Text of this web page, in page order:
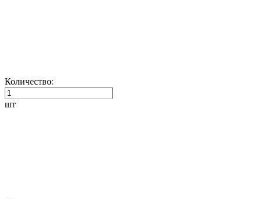
Количество:
шт